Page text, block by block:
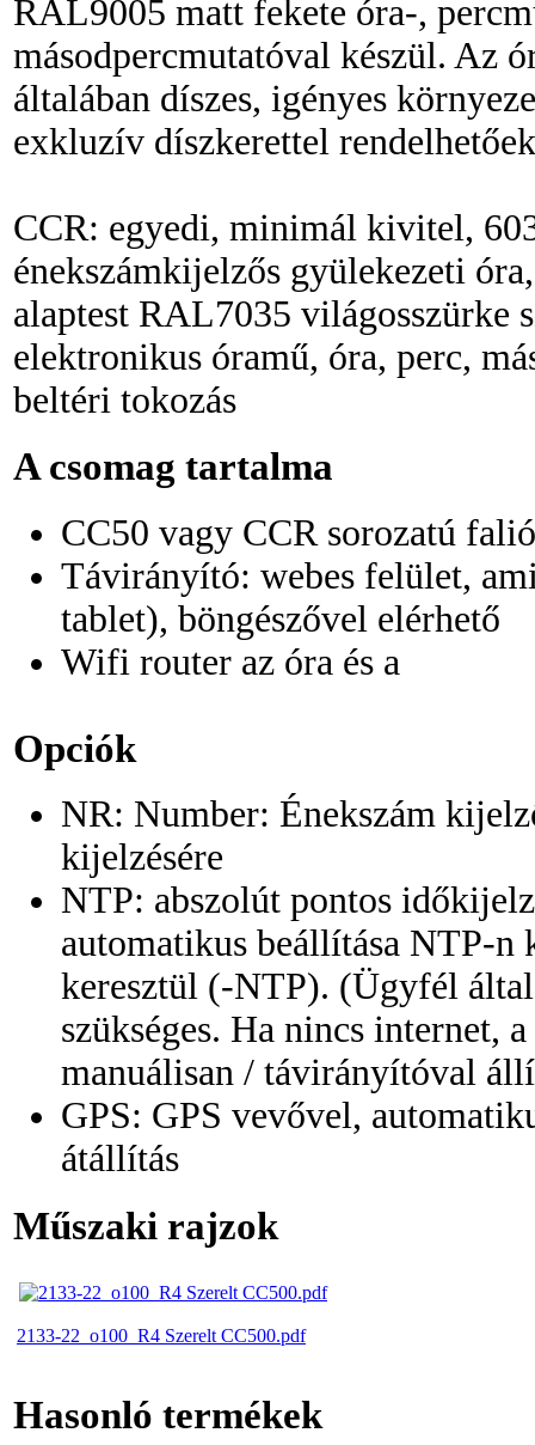
RAL9005 matt fekete óra-,
másodpercmutatóval készül. Az
általában díszes, igényes
exkluzív díszkerettel
CCR: egyedi, minimál kivitel,
énekszámkijelzős gyülekezeti
alaptest RAL7035 világosszürke
elektronikus óramű, óra, perc,
beltéri tokozás
A csomag tartalma
CC50 vagy CCR sorozatú
Távirányító: webes felület,
tablet), böngészővel elérhető
Wifi router az óra és a
Opciók
NR: Number: Énekszám
kijelzésére
NTP: abszolút pontos
automatikus beállítása NTP-n
keresztül (-NTP). (Ügyfél
szükséges. Ha nincs internet,
manuálisan / távirányítóval
GPS: GPS vevővel,
átállítás
Műszaki rajzok
2133-22_o100_R4 Szerelt CC500.pdf
Hasonló termékek